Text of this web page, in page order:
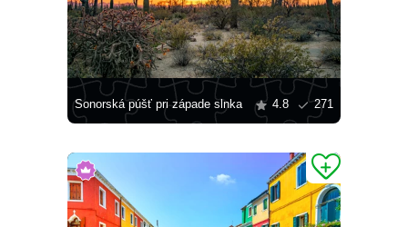
Sonorská púšť pri západe slnka 4.8 271